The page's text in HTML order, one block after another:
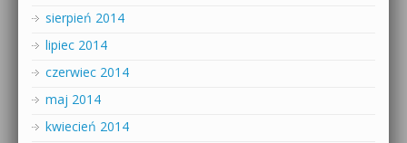
sierpień 2014
lipiec 2014
czerwiec 2014
maj 2014
kwiecień 2014